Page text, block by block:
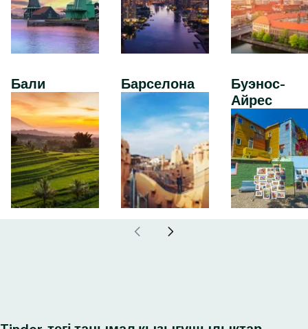
Бали Барселона
Буэнос-
Айрес